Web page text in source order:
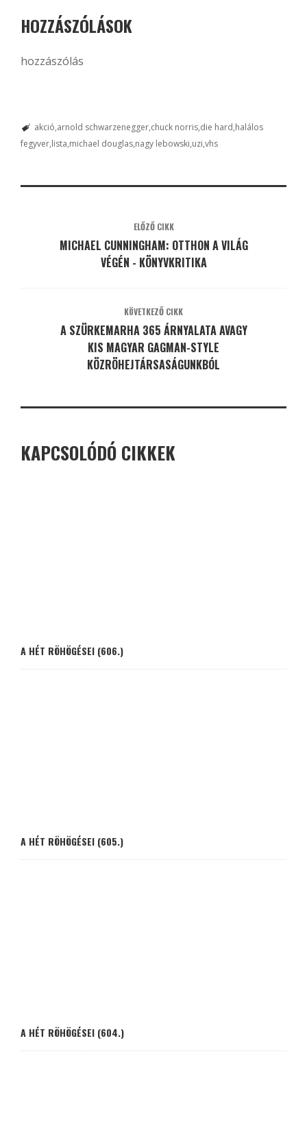
HOZZÁSZÓLÁSOK
hozzászólás
akció arnold schwarzenegger chuck norris die hard halálos
fegyver lista michael douglas nagy lebowski uzi vhs
ELŐZŐ CIKK
MICHAEL CUNNINGHAM: OTTHON A VILÁG
VÉGÉN - KÖNYVKRITIKA
KÖVETKEZŐ CIKK
A SZÜRKEMARHA 365 ÁRNYALATA AVAGY
KIS MAGYAR GAGMAN-STYLE
KÖZRÖHEJTÁRSASÁGUNKBÓL
KAPCSOLÓDÓ CIKKEK
A HÉT RÖHÖGÉSEI (606.)
A HÉT RÖHÖGÉSEI (605.)
A HÉT RÖHÖGÉSEI (604.)